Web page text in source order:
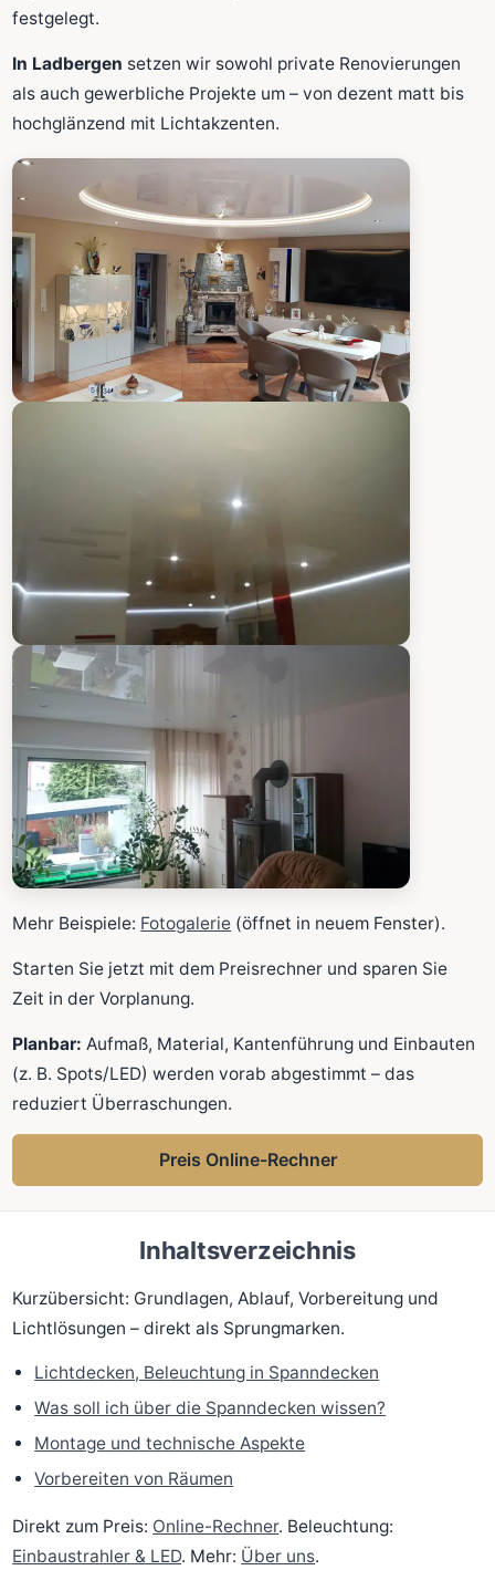
Zum Rechner
Fläche wird in den großen Rechner übernommen.
festgelegt.
In Ladbergen setzen wir sowohl private Renovierungen
als auch gewerbliche Projekte um – von dezent matt bis
hochglänzend mit Lichtakzenten.
Mehr Beispiele: Fotogalerie (öffnet in neuem Fenster).
Starten Sie jetzt mit dem Preisrechner und sparen Sie
Zeit in der Vorplanung.
Planbar: Aufmaß, Material, Kantenführung und Einbauten
(z. B. Spots/LED) werden vorab abgestimmt – das
reduziert Überraschungen.
Preis Online-Rechner
Inhaltsverzeichnis
Kurzübersicht: Grundlagen, Ablauf, Vorbereitung und
Lichtlösungen – direkt als Sprungmarken.
Lichtdecken, Beleuchtung in Spanndecken
Was soll ich über die Spanndecken wissen?
Montage und technische Aspekte
Vorbereiten von Räumen
Direkt zum Preis: Online-Rechner. Beleuchtung:
Einbaustrahler & LED. Mehr: Über uns.